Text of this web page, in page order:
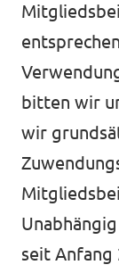
bitten wir
wir
seit Anfang